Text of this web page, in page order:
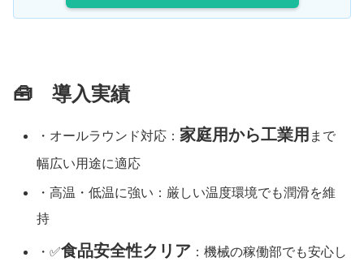
🧰 導入実績
・オールラウンド対応： 家庭用から工業用 まで
幅広い用途に適応
・高温・低温に強い：厳しい温度環境でも潤滑を維
持
・✅食品安全性クリア ：機械の稼働部でも安心し